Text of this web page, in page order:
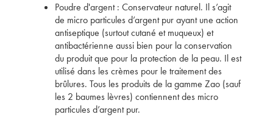
Poudre d'argent : Conservateur naturel. Il s’agit
de micro particules d’argent pur ayant une action
antiseptique (surtout cutané et muqueux) et
antibactérienne aussi bien pour la conservation
du produit que pour la protection de la peau. Il est
utilisé dans les crèmes pour le traitement des
brûlures. Tous les produits de la gamme Zao (sauf
les 2 baumes lèvres) contiennent des micro
particules d’argent pur.